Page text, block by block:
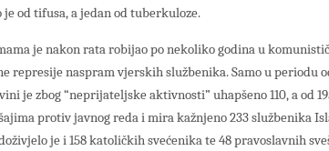
od tifusa, a jedan od tuberkuloze.
je nakon rata robijao po nekoliko godina u
represije naspram vjerskih službenika. Samo u periodu
je zbog “neprijateljske aktivnosti” uhapšeno 110, a od
protiv javnog reda i mira kažnjeno 233 službenika
je i 158 katoličkih svećenika te 48 pravoslavnih